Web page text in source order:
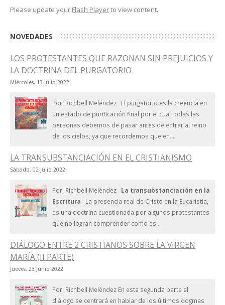
Please update your Flash Playerto view content.
NOVEDADES
LOS PROTESTANTES QUE RAZONAN SIN PREJUICIOS Y
LA DOCTRINA DEL PURGATORIO
Miércoles, 13 Julio 2022
Por: Richbell Meléndez El purgatorio es la creencia en
un estado de purificación final por el cual todas las
personas debemos de pasar antes de entrar al reino
de los cielos, ya que recordemos que en...
LA TRANSUBSTANCIACIÓN EN EL CRISTIANISMO
Sábado, 02 Julio 2022
Por: Richbell Meléndez La transubstanciación en la
Escritura La presencia real de Cristo en la Eucaristía,
es una doctrina cuestionada por algunos protestantes
que no logran comprender como es...
DIÁLOGO ENTRE 2 CRISTIANOS SOBRE LA VIRGEN
MARÍA (II PARTE)
Jueves, 23 Junio 2022
Por: Richbell Meléndez En esta segunda parte el
diálogo se centrará en hablar de los últimos dogmas